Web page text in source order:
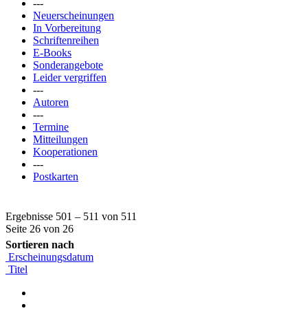
---
Neuerscheinungen
In Vorbereitung
Schriftenreihen
E-Books
Sonderangebote
Leider vergriffen
---
Autoren
---
Termine
Mitteilungen
Kooperationen
---
Postkarten
Ergebnisse 501 – 511 von 511
Seite 26 von 26
Sortieren nach
Erscheinungsdatum
Titel